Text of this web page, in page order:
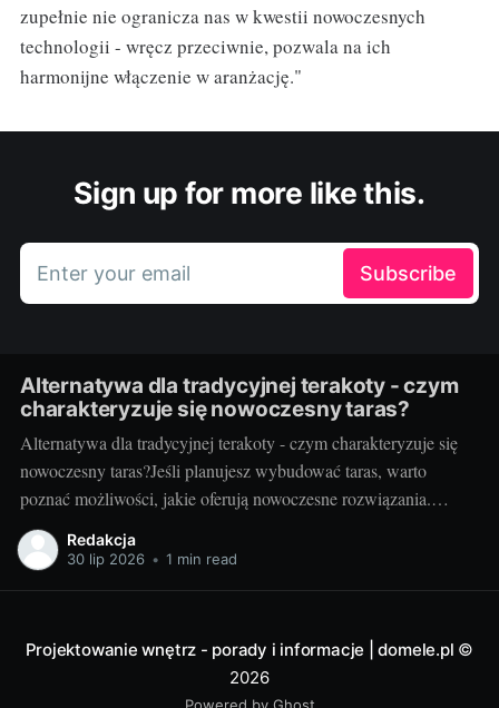
zupełnie nie ogranicza nas w kwestii nowoczesnych
technologii - wręcz przeciwnie, pozwala na ich
harmonijne włączenie w aranżację."
Sign up for more like this.
Enter your email Subscribe
Alternatywa dla tradycyjnej terakoty - czym
charakteryzuje się nowoczesny taras?
Alternatywa dla tradycyjnej terakoty - czym charakteryzuje się
nowoczesny taras?Jeśli planujesz wybudować taras, warto
poznać możliwości, jakie oferują nowoczesne rozwiązania.
Można przecież zdecydować się na coś więcej niż tylko
tradycyjną terakotę. Ale jak wygląda nowoczesny taras i dlaczego
Redakcja
30 lip 2026 • 1 min read
Projektowanie wnętrz - porady i informacje | domele.pl ©
2026